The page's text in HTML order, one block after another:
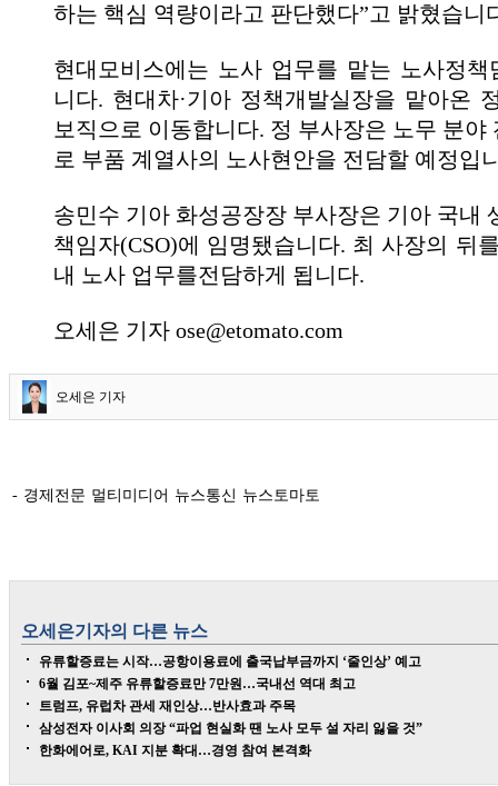
하는 핵심 역량이라고 판단했다”고 밝혔습니
현대모비스에는 노사 업무를 맡는 노사정책
니다. 현대차·기아 정책개발실장을 맡아온
보직으로 이동합니다. 정 부사장은 노무 분야
로 부품 계열사의 노사현안을 전담할 예정입
송민수 기아 화성공장장 부사장은 기아 국내
책임자(CSO)에 임명됐습니다. 최 사장의 뒤
내 노사 업무를전담하게 됩니다.
오세은 기자 ose@etomato.com
오세은 기자
- 경제전문 멀티미디어 뉴스통신 뉴스토마토
오세은기자의 다른 뉴스
유류할증료는 시작…공항이용료에 출국납부금까지 ‘줄인상’ 예고
6월 김포~제주 유류할증료만 7만원…국내선 역대 최고
트럼프, 유럽차 관세 재인상…반사효과 주목
삼성전자 이사회 의장 “파업 현실화 땐 노사 모두 설 자리 잃을 것”
한화에어로, KAI 지분 확대…경영 참여 본격화